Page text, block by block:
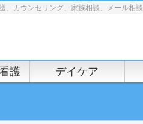
カウンセリング、家族相談、メール相談
護 デイケア